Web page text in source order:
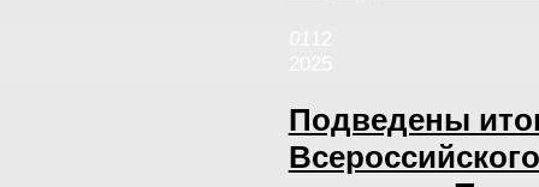
Подведены
Всероссийского